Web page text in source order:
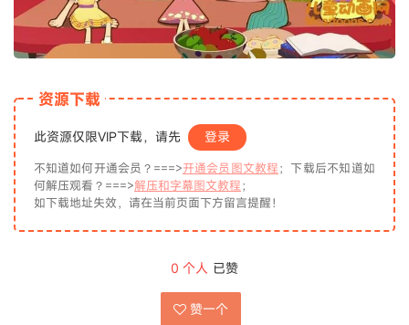
资源下载
此资源仅限VIP下载，请先 登录
不知道如何开通会员？===>开通会员图文教程；下载后不知道如
何解压观看？===>解压和字幕图文教程；
如下载地址失效，请在当前页面下方留言提醒！
0 个人 已赞
赞一个